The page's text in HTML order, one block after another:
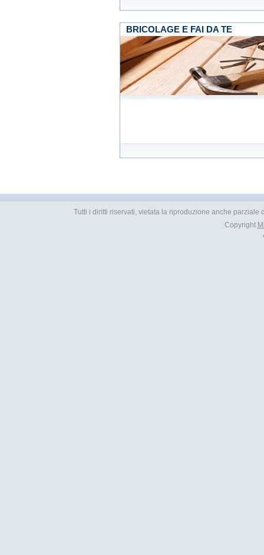
BRICOLAGE E FAI DA TE
Tutti i diritti riservati, vietata la riproduzione anche
Copyright